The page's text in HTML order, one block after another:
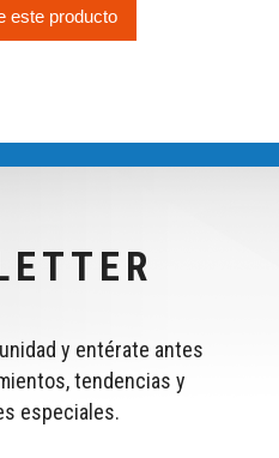
este producto
y entérate antes
tendencias y
especiales.